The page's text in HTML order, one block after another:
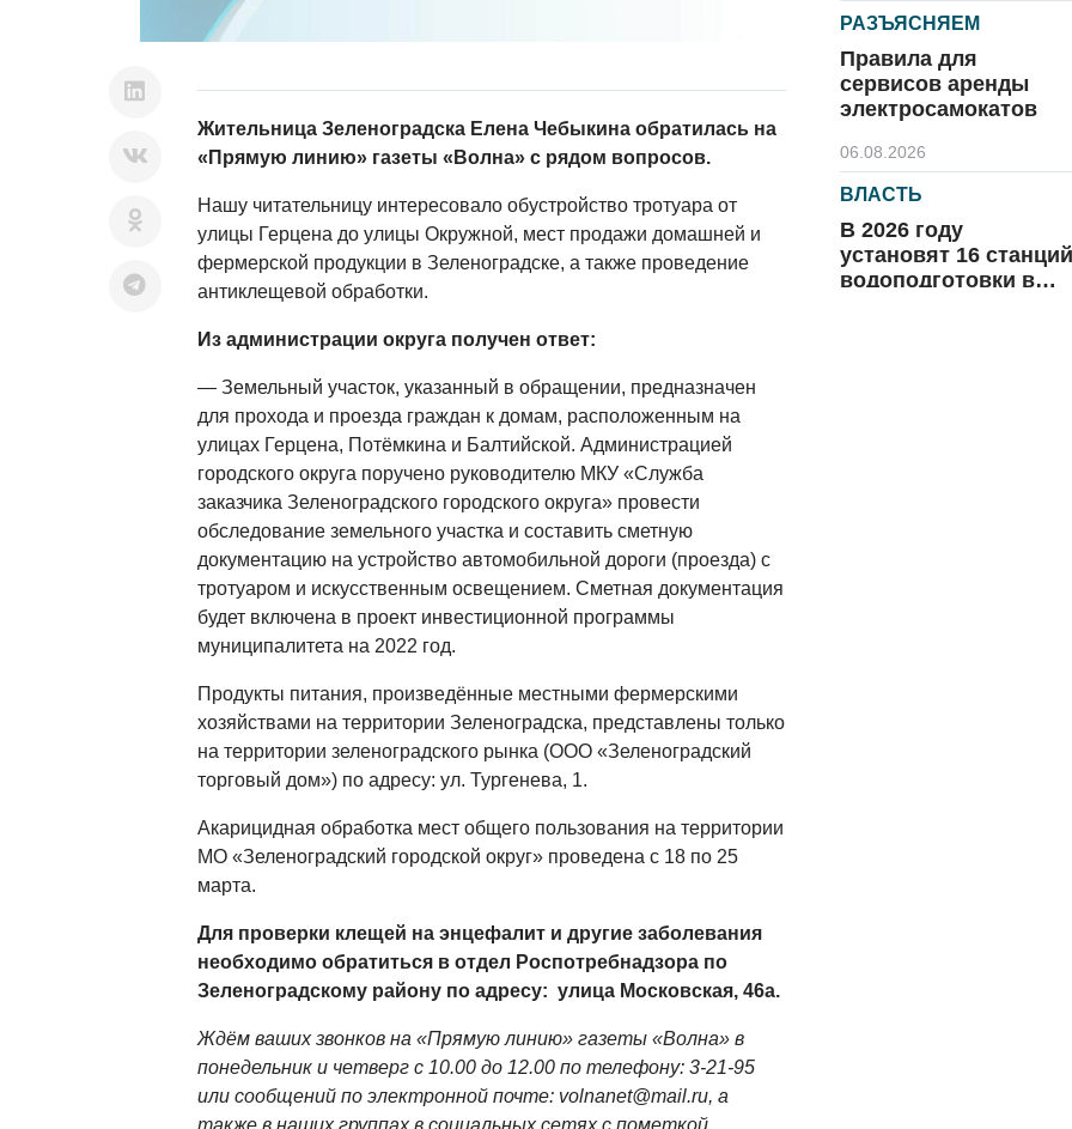
Жительница Зеленоградска Елена Чебыкина обратилась на
«Прямую линию» газеты «Волна» с рядом вопросов.
Нашу читательницу интересовало обустройство тротуара от
улицы Герцена до улицы Окружной, мест продажи домашней и
фермерской продукции в Зеленоградске, а также проведение
антиклещевой обработки.
Из администрации округа получен ответ:
— Земельный участок, указанный в обращении, предназначен
для прохода и проезда граждан к домам, расположенным на
улицах Герцена, Потёмкина и Балтийской. Администрацией
городского округа поручено руководителю МКУ «Служба
заказчика Зеленоградского городского округа» провести
обследование земельного участка и составить сметную
документацию на устройство автомобильной дороги (проезда) с
тротуаром и искусственным освещением. Сметная документация
будет включена в проект инвестиционной программы
муниципалитета на 2022 год.
Продукты питания, произведённые местными фермерскими
хозяйствами на территории Зеленоградска, представлены только
на территории зеленоградского рынка (ООО «Зеленоградский
торговый дом») по адресу: ул. Тургенева, 1.
Акарицидная обработка мест общего пользования на территории
МО «Зеленоградский городской округ» проведена с 18 по 25
марта.
Для проверки клещей на энцефалит и другие заболевания
необходимо обратиться в отдел Роспотребнадзора по
Зеленоградскому району по адресу: улица Московская, 46а.
Ждём ваших звонков на «Прямую линию» газеты «Волна» в
понедельник и четверг с 10.00 до 12.00 по телефону: 3-21-95
или сообщений по электронной почте: volnanet@mail.ru, а
РАЗЪЯСНЯЕМ
Правила для
сервисов аренды
электросамокатов
06.08.2026
ВЛАСТЬ
В 2026 году
установят 16 станций
водоподготовки в